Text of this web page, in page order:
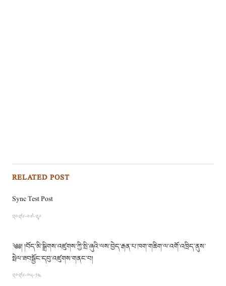
RELATED POST
Sync Test Post
༢༠༢༦-༠༧-༢༩
༄༅། །བོད་མི་སྒྲིགས་འཛུགས་ཀྱི་སྲི་ཞུའི་ལས་བྱེད་རྒན་པ་ཁག་གཆིག་ལ་འགོ་འཁྲིད་ནུས་
སྤེལ་ཟབསྦྱོང་དབུ་འཛུགས་གནང་བ།
༢༠༢༦-༠༥-༡༤